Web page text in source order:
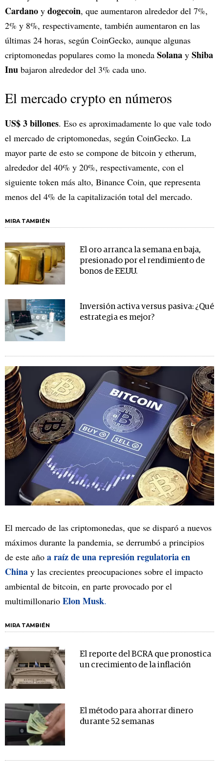
Cardano y dogecoin, que aumentaron alrededor del 7%,
2% y 8%, respectivamente, también aumentaron en las
últimas 24 horas, según CoinGecko, aunque algunas
criptomonedas populares como la moneda Solana y Shiba
Inu bajaron alrededor del 3% cada uno.
El mercado crypto en números
US$ 3 billones. Eso es aproximadamente lo que vale todo
el mercado de criptomonedas, según CoinGecko. La
mayor parte de esto se compone de bitcoin y etherum,
alrededor del 40% y 20%, respectivamente, con el
siguiente token más alto, Binance Coin, que representa
menos del 4% de la capitalización total del mercado.
MIRA TAMBIÉN
El oro arranca la semana en baja,
presionado por el rendimiento de
bonos de EE.UU.
Inversión activa versus pasiva: ¿Qué
estrategia es mejor?
El mercado de las criptomonedas, que se disparó a nuevos
máximos durante la pandemia, se derrumbó a principios
de este año a raíz de una represión regulatoria en
China y las crecientes preocupaciones sobre el impacto
ambiental de bitcoin, en parte provocado por el
multimillonario Elon Musk.
MIRA TAMBIÉN
El reporte del BCRA que pronostica
un crecimiento de la inflación
El método para ahorrar dinero
durante 52 semanas